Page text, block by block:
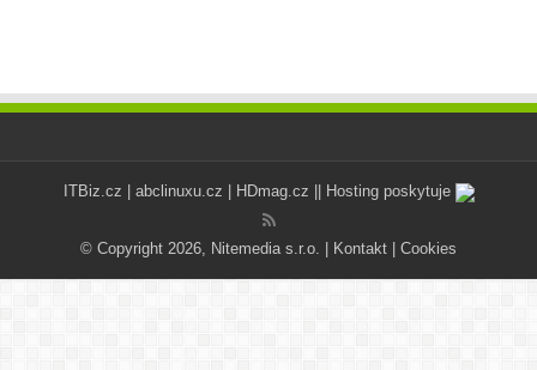
ITBiz.cz abclinuxu.cz HDmag.cz || Hosting poskytuje
© Copyright 2026, Nitemedia s.r.o. | Kontakt Cookies